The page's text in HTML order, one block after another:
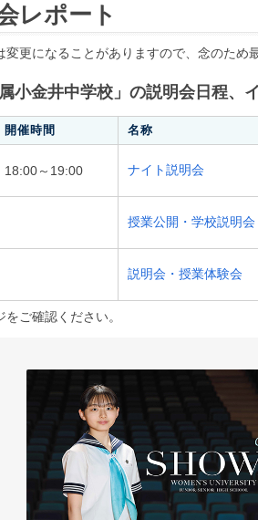
レポート
更になることがありますので、念のため
小金井中学校」の説明会日程、
開催時間 名称
18:00～19:00 ナイト説明会
授業公開・学校説明会
説明会・授業体験会
ご確認ください。